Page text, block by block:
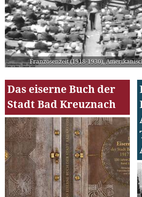
Franzosenzeit (1918-1930),
Das eiserne Buch der
Stadt Bad Kreuznach